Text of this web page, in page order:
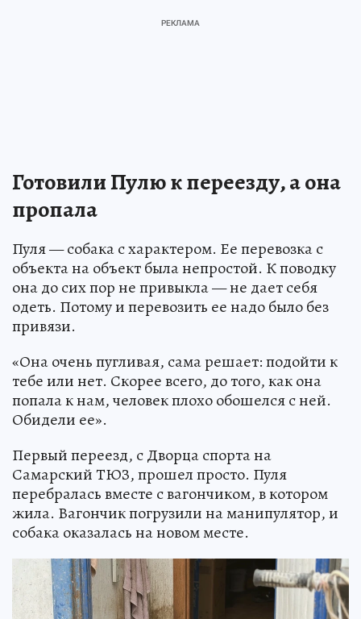
Готовили Пулю к переезду, а она
пропала
Пуля — собака с характером. Ее перевозка с
объекта на объект была непростой. К поводку
она до сих пор не привыкла — не дает себя
одеть. Потому и перевозить ее надо было без
привязи.
«Она очень пугливая, сама решает: подойти к
тебе или нет. Скорее всего, до того, как она
попала к нам, человек плохо обошелся с ней.
Обидели ее».
Первый переезд, с Дворца спорта на
Самарский ТЮЗ, прошел просто. Пуля
перебралась вместе с вагончиком, в котором
жила. Вагончик погрузили на манипулятор, и
собака оказалась на новом месте.